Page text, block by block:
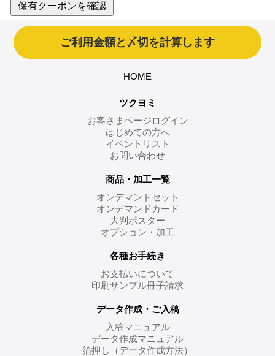
保有クーポンを確認
HOME
ツクヨミ
お客さまページログイン
はじめての方へ
イベントリスト
お問い合わせ
商品・加工一覧
オンデマンドセット
オンデマンドカード
大判ポスター
オプション・加工
各種お手続き
お支払いについて
印刷サンプル冊子請求
データ作成・ご入稿
入稿マニュアル
データ作成マニュアル
箔押し（データ作成方法）